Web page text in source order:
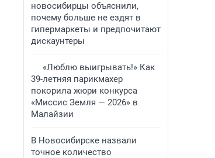
новосибирцы объяснили,
почему больше не ездят в
гипермаркеты и предпочитают
дискаунтеры
«Люблю выигрывать!» Как
39-летняя парикмахер
покорила жюри конкурса
«Миссис Земля — 2026» в
Малайзии
В Новосибирске назвали
точное количество